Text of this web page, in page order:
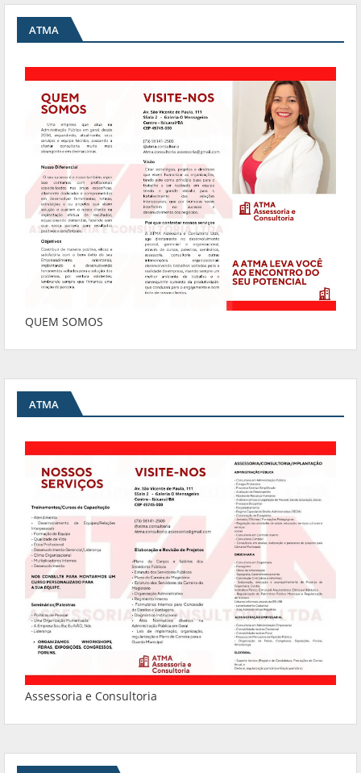
ATMA
QUEM SOMOS
ATMA
Assessoria e Consultoria